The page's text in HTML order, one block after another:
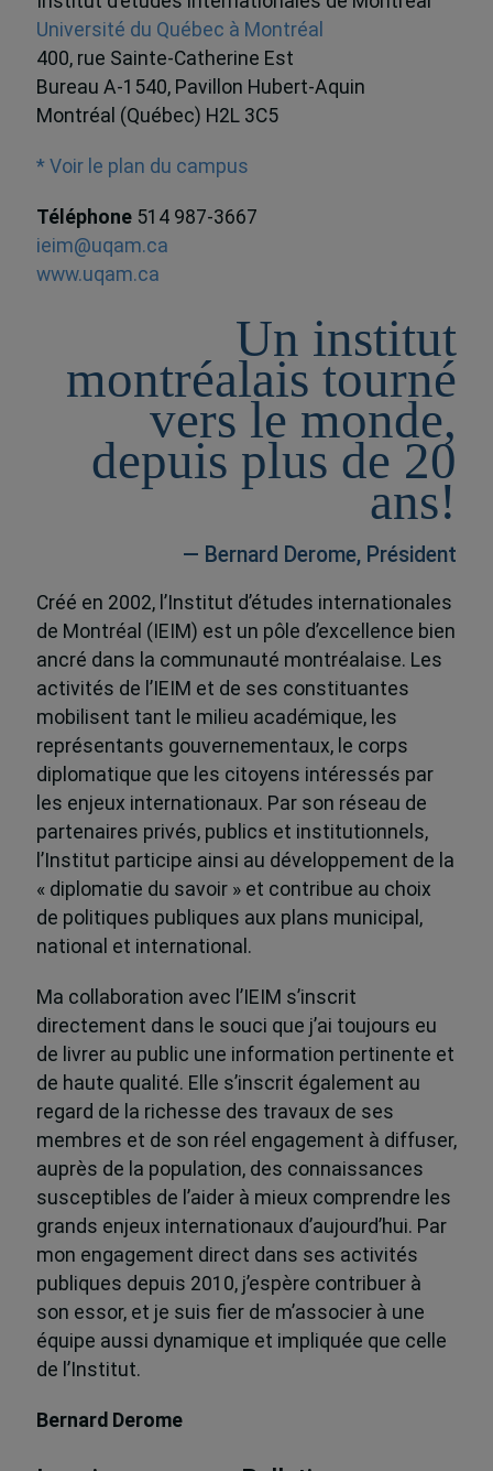
Université du Québec à Montréal
400, rue Sainte-Catherine Est
Bureau A-1540, Pavillon Hubert-Aquin
Montréal (Québec) H2L 3C5
* Voir le plan du campus
Téléphone 514 987-3667
ieim@uqam.ca
www.uqam.ca
Un institut
montréalais tourné
vers le monde,
depuis plus de 20
ans!
— Bernard Derome, Président
Créé en 2002, l’Institut d’études internationales
de Montréal (IEIM) est un pôle d’excellence bien
ancré dans la communauté montréalaise. Les
activités de l’IEIM et de ses constituantes
mobilisent tant le milieu académique, les
représentants gouvernementaux, le corps
diplomatique que les citoyens intéressés par
les enjeux internationaux. Par son réseau de
partenaires privés, publics et institutionnels,
l’Institut participe ainsi au développement de la
« diplomatie du savoir » et contribue au choix
de politiques publiques aux plans municipal,
national et international.
Ma collaboration avec l’IEIM s’inscrit
directement dans le souci que j’ai toujours eu
de livrer au public une information pertinente et
de haute qualité. Elle s’inscrit également au
regard de la richesse des travaux de ses
membres et de son réel engagement à diffuser,
auprès de la population, des connaissances
susceptibles de l’aider à mieux comprendre les
grands enjeux internationaux d’aujourd’hui. Par
mon engagement direct dans ses activités
publiques depuis 2010, j’espère contribuer à
son essor, et je suis fier de m’associer à une
équipe aussi dynamique et impliquée que celle
de l’Institut.
Bernard Derome